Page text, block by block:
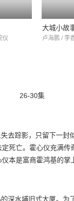
仪
大城小故
卢海鹏 / 李
26-30集
死亡。霍心仪充满
本是富商霍鸿基的掌
年，鸿基在十月份的
掉下楼梯受重伤。